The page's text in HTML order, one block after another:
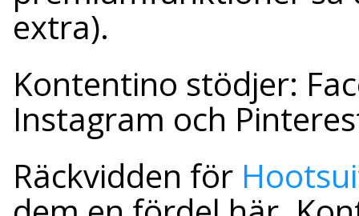
extra).
Kontentino stödjer:
Instagram och
Räckvidden för